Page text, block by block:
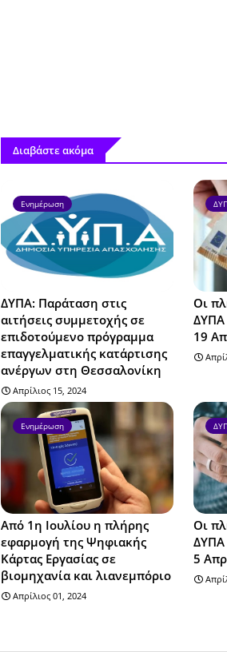
Διαβάστε ακόμα
Ενημέρωση
ΔΥΠΑ: Παράταση στις
αιτήσεις συμμετοχής σε
επιδοτούμενο πρόγραμμα
επαγγελματικής κατάρτισης
ανέργων στη Θεσσαλονίκη
Απρίλιος 15, 2024
Οι
ΔΥΠΑ
19
Ενημέρωση
Από 1η Ιουλίου η πλήρης
εφαρμογή της Ψηφιακής
Κάρτας Εργασίας σε
βιομηχανία και λιανεμπόριο
Απρίλιος 01, 2024
Οι
ΔΥΠΑ
5